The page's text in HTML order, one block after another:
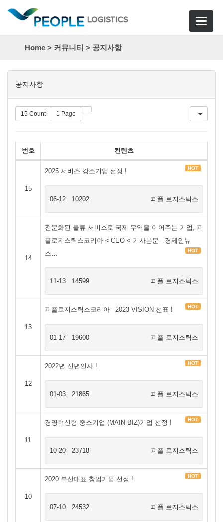
Toggle
Home > 커뮤니티 > 공지사항
공지사항목
15 Count 1 Page
번호 컨텐츠
15
2025 서비스 강소기업 선정 ! HOT
06-12 10202 피플 로지스틱스
14
전문화된 물류 서비스로 국제 무역을 이어주는 기업, 피
플로지스틱스코리아 < CEO < 기사본문 - 경제인뉴
스…
HOT
11-13 14599 피플 로지스틱스
13
피플로지스틱스코리아 - 2023 VISION 선표 ! HOT
01-17 19600 피플 로지스틱스
12
2022년 신년인사 ! HOT
01-03 21865 피플 로지스틱스
11
경영혁신형 중소기업 (MAIN-BIZ)기업 선정 ! HOT
10-20 23718 피플 로지스틱스
10
2020 부산대표 창업기업 선정 ! HOT
07-10 24532 피플 로지스틱스